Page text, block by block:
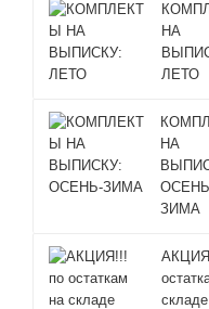
НА
ЛЕТО
НА
ЗИМА
складе